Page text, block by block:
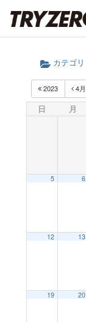
カテゴリ
2023 4月
日 月
5 6
12 13
19 20